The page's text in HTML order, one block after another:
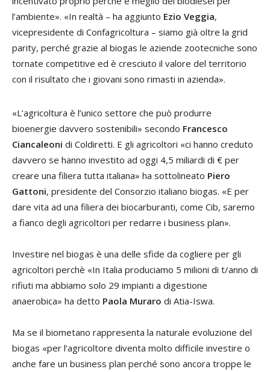
l’ambiente». «In realtà – ha aggiunto Ezio Veggia,
vicepresidente di Confagricoltura – siamo già oltre la grid
parity, perché grazie al biogas le aziende zootecniche sono
tornate competitive ed è cresciuto il valore del territorio
con il risultato che i giovani sono rimasti in azienda».
«L’agricoltura è l’unico settore che può produrre
bioenergie davvero sostenibili» secondo Francesco
Ciancaleoni di Coldiretti. E gli agricoltori «ci hanno creduto
davvero se hanno investito ad oggi 4,5 miliardi di € per
creare una filiera tutta italiana» ha sottolineato Piero
Gattoni, presidente del Consorzio italiano biogas. «E per
dare vita ad una filiera dei biocarburanti, come Cib, saremo
a fianco degli agricoltori per redarre i business plan».
Investire nel biogas è una delle sfide da cogliere per gli
agricoltori perchè «In Italia produciamo 5 milioni di t/anno di
rifiuti ma abbiamo solo 29 impianti a digestione
anaerobica» ha detto Paola Muraro di Atia-Iswa.
Ma se il biometano rappresenta la naturale evoluzione del
biogas «per l’agricoltore diventa molto difficile investire o
anche fare un business plan perché sono ancora troppe le